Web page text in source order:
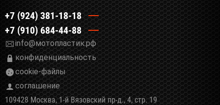
+7 (924) 381-18-18
+7 (910) 684-44-88
info@мотопластик.рф
конфиденциальность
cookie-файлы
соглашение
109428 Москва, 1-й Вязовский пр-д., 4, стр. 19